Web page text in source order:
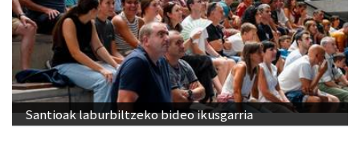
Santioak laburbiltzeko bideo ikusgarria